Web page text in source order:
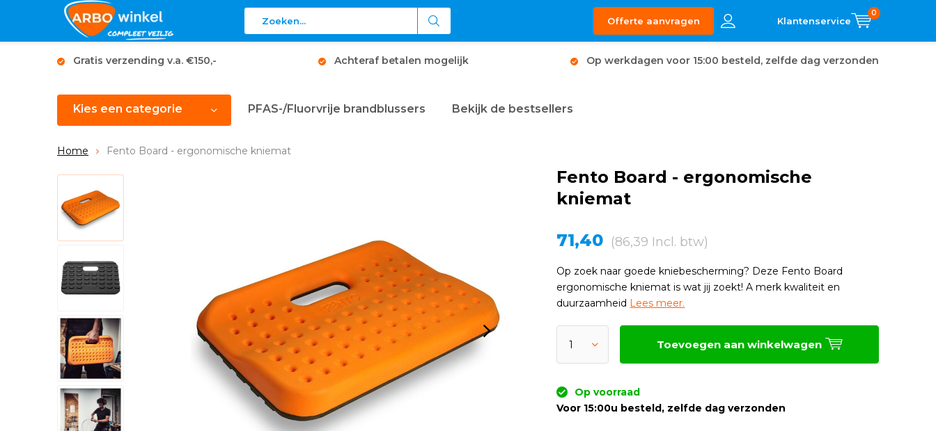
Offerte aanvragen
0
Gratis verzending v.a. €150,- Achteraf betalen mogelijk Op werkdagen voor 15:00 besteld, zelfde dag verzonden
Kies een categorie PFAS-/Fluorvrije brandblussers Bekijk de bestsellers
Home Fento Board - ergonomische kniemat
Fento Board - ergonomische
kniemat
71,40 (86,39 Incl. btw)
Op zoek naar goede kniebescherming? Deze Fento Board
ergonomische kniemat is wat jij zoekt! A merk kwaliteit en
duurzaamheid Lees meer.
Toevoegen aan winkelwagen
Op voorraad
Voor 15:00u besteld, zelfde dag verzonden